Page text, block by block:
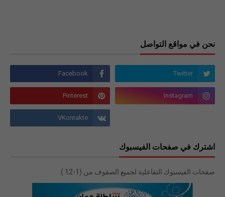
نحن في مواقع التواصل
اشترك في صفحات الفيسبوك
صفحات الفيسبوك التفاعلية لجميع الصفوف من (1-12 )